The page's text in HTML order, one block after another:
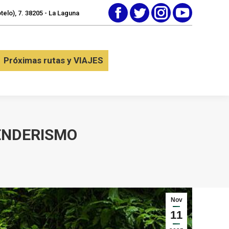
7. 38205 - La Laguna
FacebookTwitterInstagramYouTube
Próximas rutas y VIAJES
Nov
11